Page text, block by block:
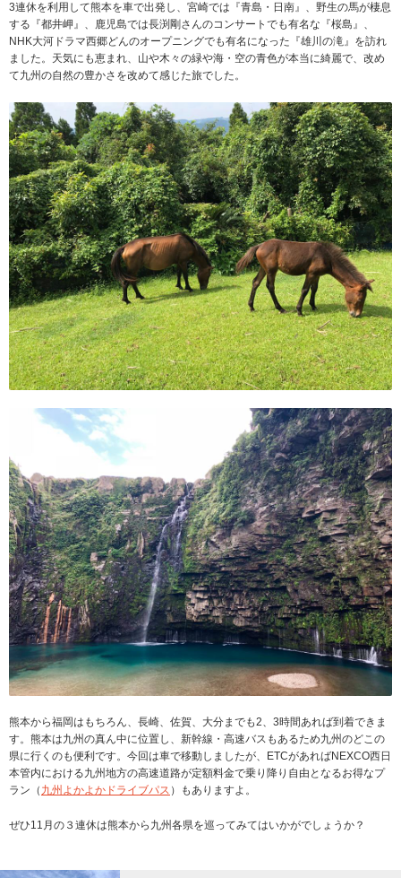
3連休を利用して熊本を車で出発し、宮崎では『青島・日南』、野生の馬が棲息
する『都井岬』、鹿児島では長渕剛さんのコンサートでも有名な『桜島』、
NHK大河ドラマ西郷どんのオープニングでも有名になった『雄川の滝』を訪れ
ました。天気にも恵まれ、山や木々の緑や海・空の青色が本当に綺麗で、改め
て九州の自然の豊かさを改めて感じた旅でした。
熊本から福岡はもちろん、長崎、佐賀、大分までも2、3時間あれば到着できま
す。熊本は九州の真ん中に位置し、新幹線・高速バスもあるため九州のどこの
県に行くのも便利です。今回は車で移動しましたが、ETCがあればNEXCO西日
本管内における九州地方の高速道路が定額料金で乗り降り自由となるお得なプ
ラン（ 九州よかよかドライブパス ）もありますよ。
ぜひ11月の３連休は熊本から九州各県を巡ってみてはいかがでしょうか？